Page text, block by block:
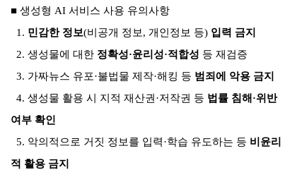
■ 생성형 AI 서비스 사용 유의사항
1. 민감한 정보(비공개 정보, 개인정보 등) 입력 금지
2. 생성물에 대한 정확성·윤리성·적합성 등 재검증
3. 가짜뉴스 유포·불법물 제작·해킹 등 범죄에 악용 금지
4. 생성물 활용 시 지적 재산권 ·저작권 등 법률 침해 ·위반
여부 확인
5. 악의적으로 거짓 정보를 입력·학습 유도하는 등 비윤리
적 활용 금지